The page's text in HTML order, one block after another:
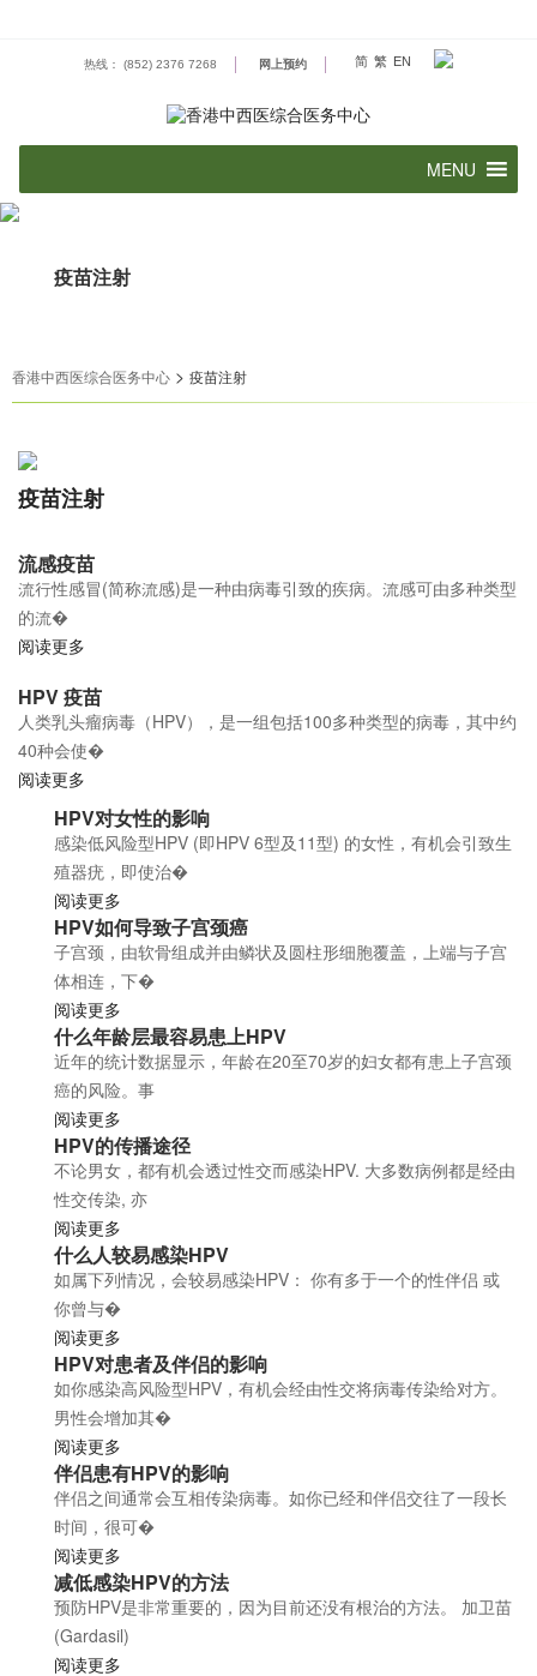
热线： (852) 2376 7268 网上预约 简 繁 EN
疫苗注射
香港中西医综合医务中心 > 疫苗注射
疫苗注射
流感疫苗
流行性感冒(简称流感)是一种由病毒引致的疾病。流感可由多种类型
的流�
阅读更多
HPV 疫苗
人类乳头瘤病毒（HPV），是一组包括100多种类型的病毒，其中约
40种会使�
阅读更多
HPV对女性的影响
感染低风险型HPV (即HPV 6型及11型) 的女性，有机会引致生
殖器疣，即使治�
阅读更多
HPV如何导致子宫颈癌
子宫颈，由软骨组成并由鳞状及圆柱形细胞覆盖，上端与子宫
体相连，下�
阅读更多
什么年龄层最容易患上HPV
近年的统计数据显示，年龄在20至70岁的妇女都有患上子宫颈
癌的风险。事
阅读更多
HPV的传播途径
不论男女，都有机会透过性交而感染HPV. 大多数病例都是经由
性交传染, 亦
阅读更多
什么人较易感染HPV
如属下列情况，会较易感染HPV： 你有多于一个的性伴侣 或
你曾与�
阅读更多
HPV对患者及伴侣的影响
如你感染高风险型HPV，有机会经由性交将病毒传染给对方。
男性会增加其�
阅读更多
伴侣患有HPV的影响
伴侣之间通常会互相传染病毒。如你已经和伴侣交往了一段长
时间，很可�
阅读更多
减低感染HPV的方法
预防HPV是非常重要的，因为目前还没有根治的方法。 加卫苗
(Gardasil)
阅读更多